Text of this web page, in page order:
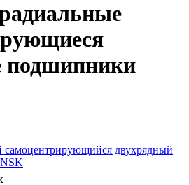
подшипники
самоцентрирующийся двухрядный